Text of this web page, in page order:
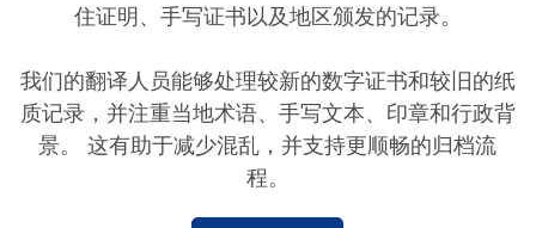
住证明、手写证书以及地区颁发的记录。
我们的翻译人员能够处理较新的数字证书和较旧的纸
质记录，并注重当地术语、手写文本、印章和行政背
景。 这有助于减少混乱，并支持更顺畅的归档流
程。